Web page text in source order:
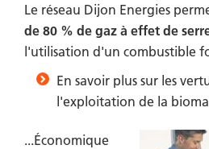
Le réseau Dijon Energies
de 80 % de gaz à effet de
l'utilisation d'un combustible
En savoir plus sur les
l'exploitation de la
...Économique